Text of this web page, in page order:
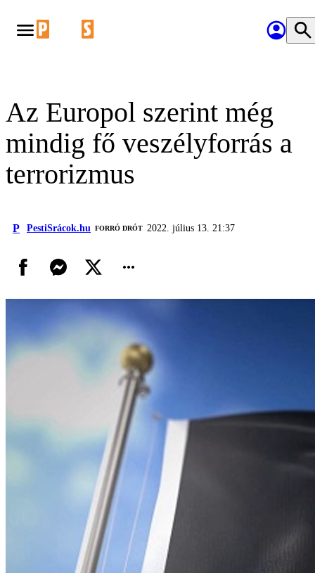
Az Europol szerint még
mindig fő veszélyforrás a
terrorizmus
P PestiSrácok.hu FORRÓ DRÓT 2022. július 13. 21:37